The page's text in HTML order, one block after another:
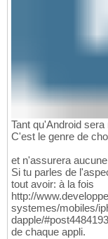
Tant qu'Android sera
C'est le genre de
et n'assurera
Si tu parles de
tout avoir: à la fois
http://
systemes/mobiles/
dapple/
de chaque appli.